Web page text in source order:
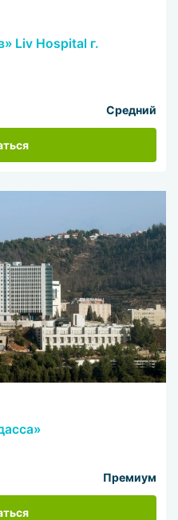
Liv Hospital г.
Средний
Премиум